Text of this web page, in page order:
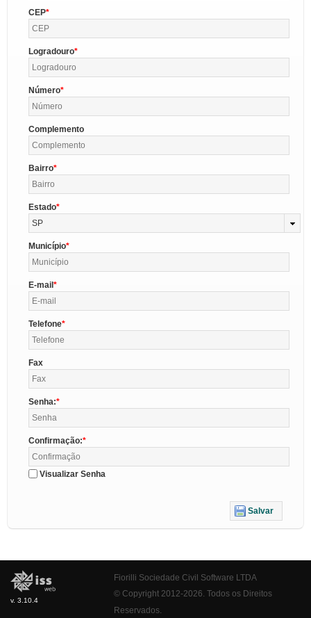
CEP
Logradouro
Número
Complemento
Bairro
Estado
SP
Município
E-mail
Telefone
Fax
Senha:
Confirmação:
Visualizar Senha
Salvar
v. 3.10.4
Fiorilli Sociedade Civil Software LTDA
© Copyright 2012-2026. Todos os Direitos
Reservados.